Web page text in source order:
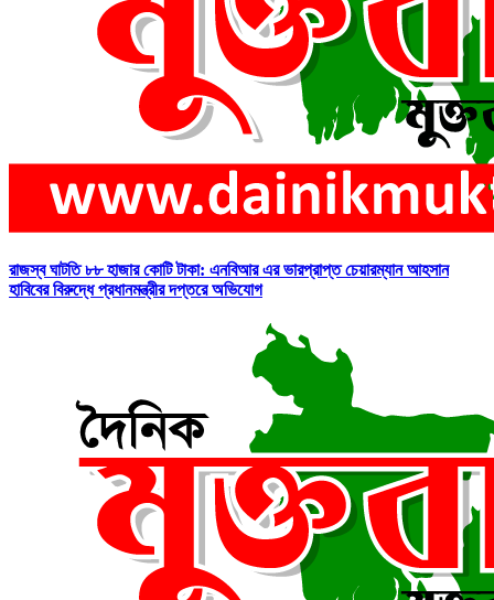
রাজস্ব ঘাটতি ৮৮ হাজার কোটি টাকা: এনবিআর এর ভারপ্রাপ্ত চেয়ারম্যান আহসান
হাবিবের বিরুদ্ধে প্রধানমন্ত্রীর দপ্তরে অভিযোগ